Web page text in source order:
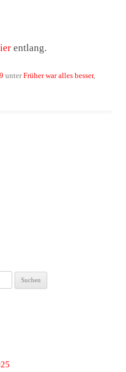
entlang.
unterFrüher war alles besser,